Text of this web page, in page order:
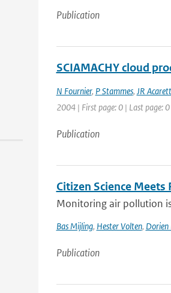
Publication
SCIAMACHY cloud
N Fournier, P Stammes, JR
2004 | First page: 0 | Last page: 0
Publication
Citizen Science Meets
Monitoring air pollution
Bas Mijling, Hester Volten, Dorien
Publication